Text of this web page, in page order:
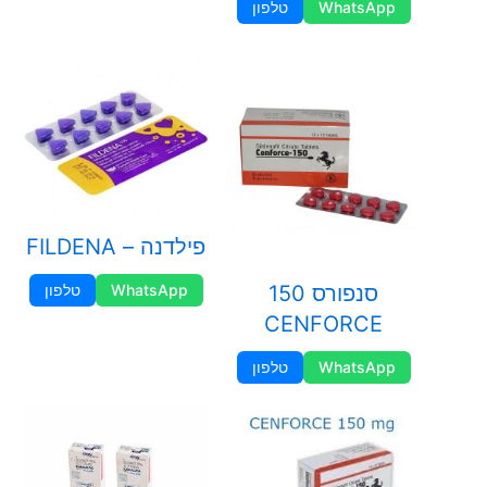
WhatsApp טלפון
סנפורס 150
CENFORCE
WhatsApp טלפון
פילדנה – FILDENA
WhatsApp טלפון